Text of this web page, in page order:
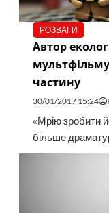
РОЗВАГИ
Автор
мультфільму
частину
30/01/2017 15:24
«Мрію зробити
більше